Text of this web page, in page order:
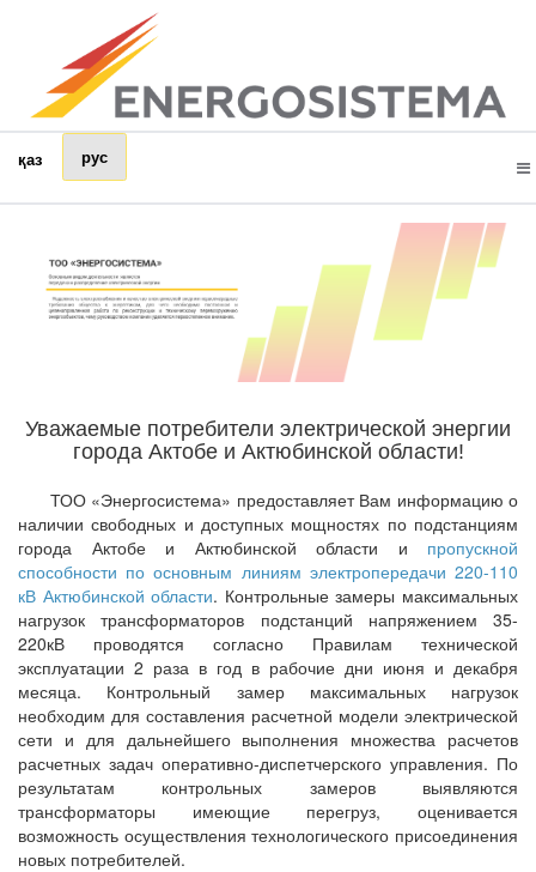
қаз рус
Уважаемые потребители электрической энергии
города Актобе и Актюбинской области!
ТОО «Энергосистема» предоставляет Вам информацию о
наличии свободных и доступных мощностях по подстанциям
города Актобе и Актюбинской области и пропускной
способности по основным линиям электропередачи 220-110
кВ Актюбинской области. Контрольные замеры максимальных
нагрузок трансформаторов подстанций напряжением 35-
220кВ проводятся согласно Правилам технической
эксплуатации 2 раза в год в рабочие дни июня и декабря
месяца. Контрольный замер максимальных нагрузок
необходим для составления расчетной модели электрической
сети и для дальнейшего выполнения множества расчетов
расчетных задач оперативно-диспетчерского управления. По
результатам контрольных замеров выявляются
трансформаторы имеющие перегруз, оценивается
возможность осуществления технологического присоединения
новых потребителей.